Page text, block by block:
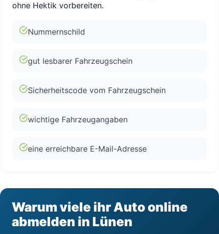
ohne Hektik vorbereiten.
Nummernschild
gut lesbarer Fahrzeugschein
Sicherheitscode vom Fahrzeugschein
wichtige Fahrzeugangaben
eine erreichbare E-Mail-Adresse
Warum viele ihr Auto online
abmelden in Lünen